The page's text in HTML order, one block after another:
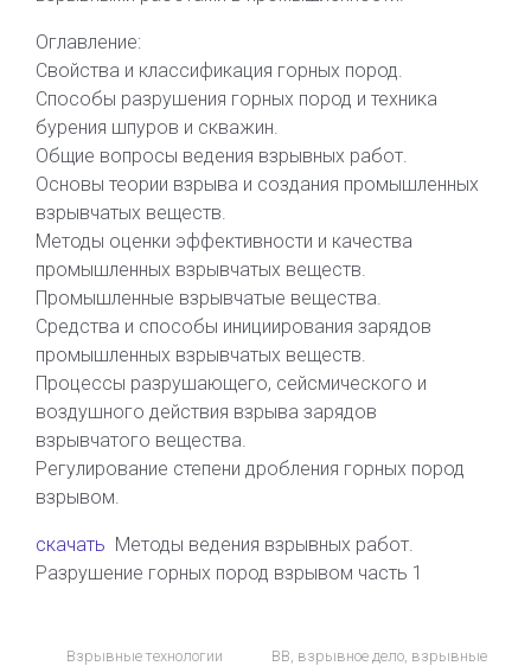
Оглавление:
Свойства и классификация горных пород.
Способы разрушения горных пород и техника
бурения шпуров и скважин.
Общие вопросы ведения взрывных работ.
Основы теории взрыва и создания промышленных
взрывчатых веществ.
Методы оценки эффективности и качества
промышленных взрывчатых веществ.
Промышленные взрывчатые вещества.
Средства и способы инициирования зарядов
промышленных взрывчатых веществ.
Процессы разрушающего, сейсмического и
воздушного действия взрыва зарядов
взрывчатого вещества.
Регулирование степени дробления горных пород
взрывом.
скачать Методы ведения взрывных работ.
Разрушение горных пород взрывом часть 1
Взрывные технологии ВВ, взрывное дело, взрывные